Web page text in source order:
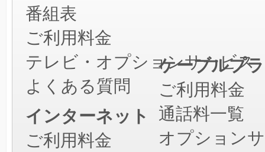
番組表
ご利用料金
テレビ・オプションサービス
よくある質問
インターネット
ご利用料金
ケーブルプ
ご利用料金
通話料一覧
オプション